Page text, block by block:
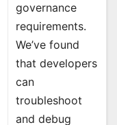
governance
requirements.
We’ve found
that developers
can
troubleshoot
and debug